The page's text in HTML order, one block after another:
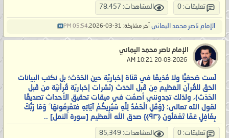
تعليقات: 0 المشاهدات: 78,457
الإمام ناصر محمد اليماني آخر مشاركة: 31-03-2026, 05:54 PM
الإمام ناصر محمد اليماني
لَست صَحفيًّا ولا مُذيعًا في قَنَاة إخباريَّة حين الحَدَث؛ بل نكتب البيانات
الحَقّ للقُرآن العَظيم مِن قَبل الحَدَث (نَشَرات إخباريَّة قُرآنيَّة من قَبل
الحَدَث)، ولذلك تجدونني أصمُت في ميقات تحقيق الأحداث تصديقًا
لقول الله تعالى: {وَقُلِ الْحَمْدُ لِلَّهِ سَيُرِيكُمْ آيَاتِهِ فَتَعْرِفُونَهَا ۚ وَمَا رَبُّكَ
بِغَافِلٍ عَمَّا تَعْمَلُونَ ‎﴿٩٣﴾‏} صدق الله العظيم [سورة النمل] ..
تعليقات: 0 المشاهدات: 85,349